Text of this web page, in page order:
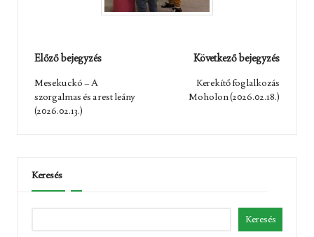
Post
navigation
Előző bejegyzés
Mesekuckó – A
szorgalmas és a rest leány
(2026.02.13.)
Következő bejegyzés
Kerekítő foglalkozás
Moholon (2026.02.18.)
Keresés
Keresés